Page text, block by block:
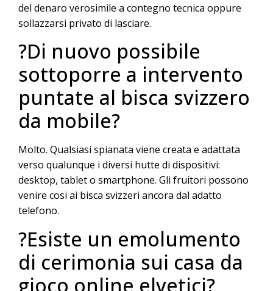
del denaro verosimile a contegno tecnica oppure
sollazzarsi privato di lasciare.
?Di nuovo possibile
sottoporre a intervento
puntate al bisca svizzero
da mobile?
Molto. Qualsiasi spianata viene creata e adattata
verso qualunque i diversi hutte di dispositivi:
desktop, tablet o smartphone. Gli fruitori possono
venire cosi ai bisca svizzeri ancora dal adatto
telefono.
?Esiste un emolumento
di cerimonia sui casa da
gioco online elvetici?